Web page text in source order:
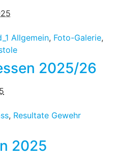
Allgemein, Foto-Galerie,
2025/26
, Resultate Gewehr
2025